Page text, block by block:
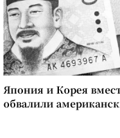
Япония и Корея
обвалили